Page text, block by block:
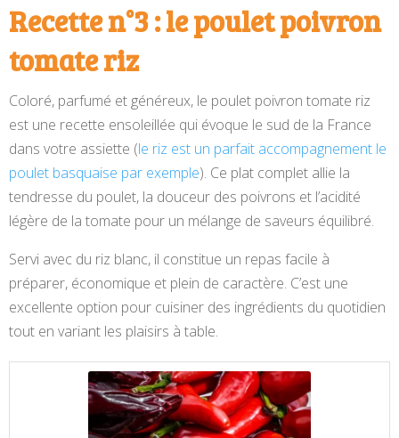
Recette n°3 : le poulet poivron
tomate riz
Coloré, parfumé et généreux, le poulet poivron tomate riz
est une recette ensoleillée qui évoque le sud de la France
dans votre assiette (le riz est un parfait accompagnement le
poulet basquaise par exemple). Ce plat complet allie la
tendresse du poulet, la douceur des poivrons et l’acidité
légère de la tomate pour un mélange de saveurs équilibré.
Servi avec du riz blanc, il constitue un repas facile à
préparer, économique et plein de caractère. C’est une
excellente option pour cuisiner des ingrédients du quotidien
tout en variant les plaisirs à table.